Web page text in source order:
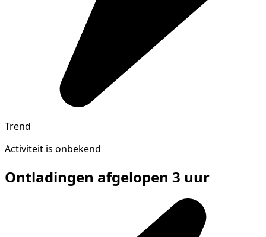
Trend
Activiteit is onbekend
Ontladingen afgelopen 3 uur